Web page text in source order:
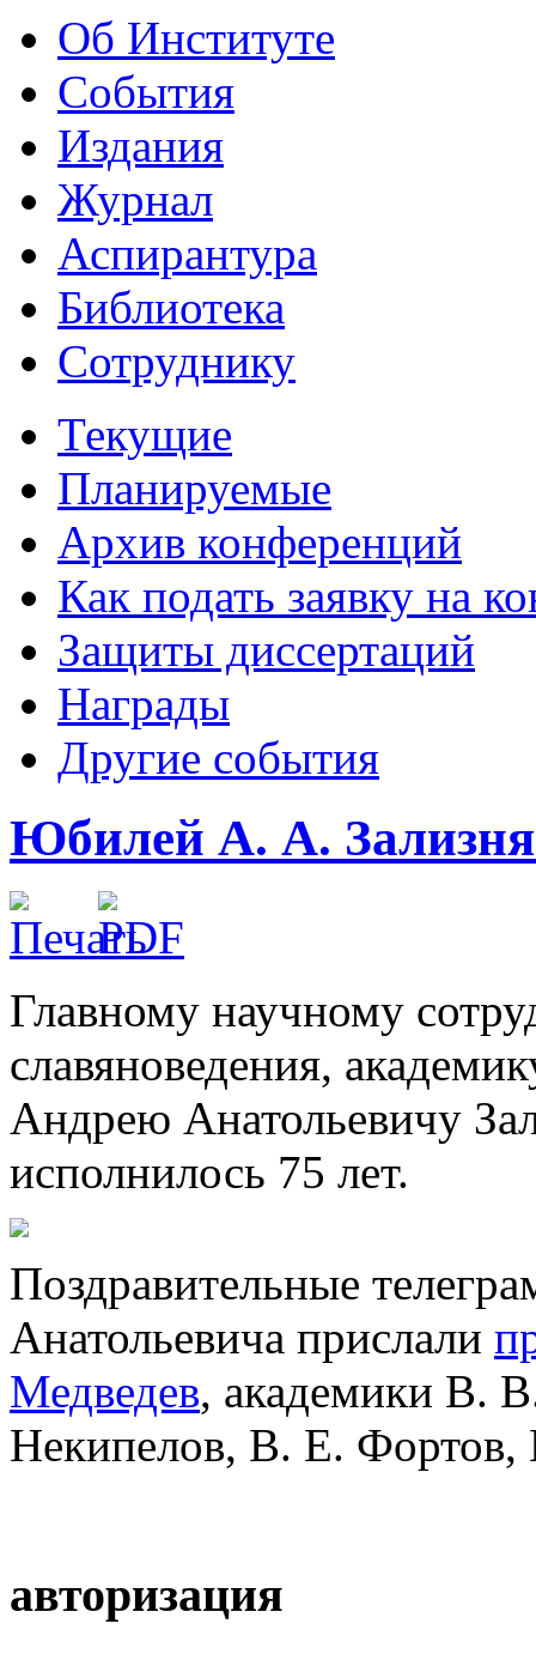
Об Институте
События
Издания
Журнал
Аспирантура
Библиотека
Сотруднику
Текущие
Планируемые
Архив конференций
Как подать заявку на
Защиты диссертаций
Награды
Другие события
Юбилей А. А.
Главному научному
славяноведения,
Андрею Анатольевичу
исполнилось 75 лет.
Поздравительные
Анатольевича прислали
Медведев, академики В.
Некипелов, В. Е.
авторизация